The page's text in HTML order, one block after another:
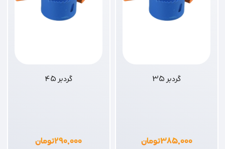
گردبر 35
۳۸۵,۰۰۰تومان
گردبر 45
۲۹۰,۰۰۰تومان